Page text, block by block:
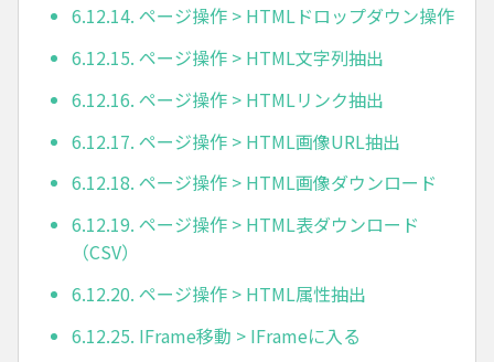
6.12.14. ページ操作 > HTMLドロップダウン操作
6.12.15. ページ操作 > HTML文字列抽出
6.12.16. ページ操作 > HTMLリンク抽出
6.12.17. ページ操作 > HTML画像URL抽出
6.12.18. ページ操作 > HTML画像ダウンロード
6.12.19. ページ操作 > HTML表ダウンロード
（CSV）
6.12.20. ページ操作 > HTML属性抽出
6.12.25. IFrame移動 > IFrameに入る